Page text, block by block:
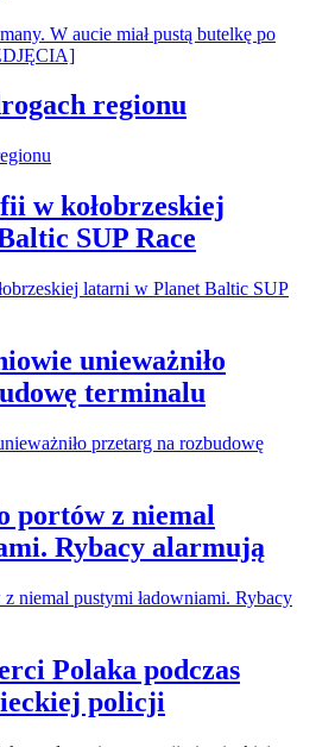
regionu
w kołobrzeskiej
SUP Race
unieważniło
terminalu
portów z niemal
Rybacy alarmują
Polaka podczas
policji